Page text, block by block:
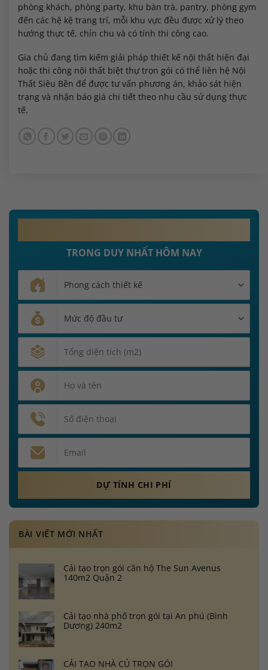
phòng khách, phòng party, khu bàn trà, pantry, phòng gym
đến các hệ kệ trang trí, mỗi khu vực đều được xử lý theo
hướng thực tế, chỉn chu và có tính thi công cao.
Gia chủ đang tìm kiếm giải pháp thiết kế nội thất hiện đại
hoặc thi công nội thất biệt thự trọn gói có thể liên hệ Nội
Thất Siêu Bền để được tư vấn phương án, khảo sát hiện
trạng và nhận báo giá chi tiết theo nhu cầu sử dụng thực
tế.
TRONG DUY NHẤT HÔM NAY
BÀI VIẾT MỚI NHẤT
Cải tạo trọn gói căn hộ The Sun Avenus
140m2 Quận 2
Cải tạo nhà phố trọn gói tại An phú (Bình
Dương) 240m2
CẢI TẠO NHÀ CỦ TRỌN GÓI